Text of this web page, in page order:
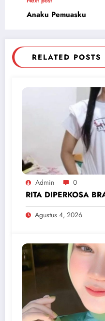
Anaku Pemuasku
RELATED POSTS
Admin 0
RITA DIPERKOSA
Agustus 4, 2026